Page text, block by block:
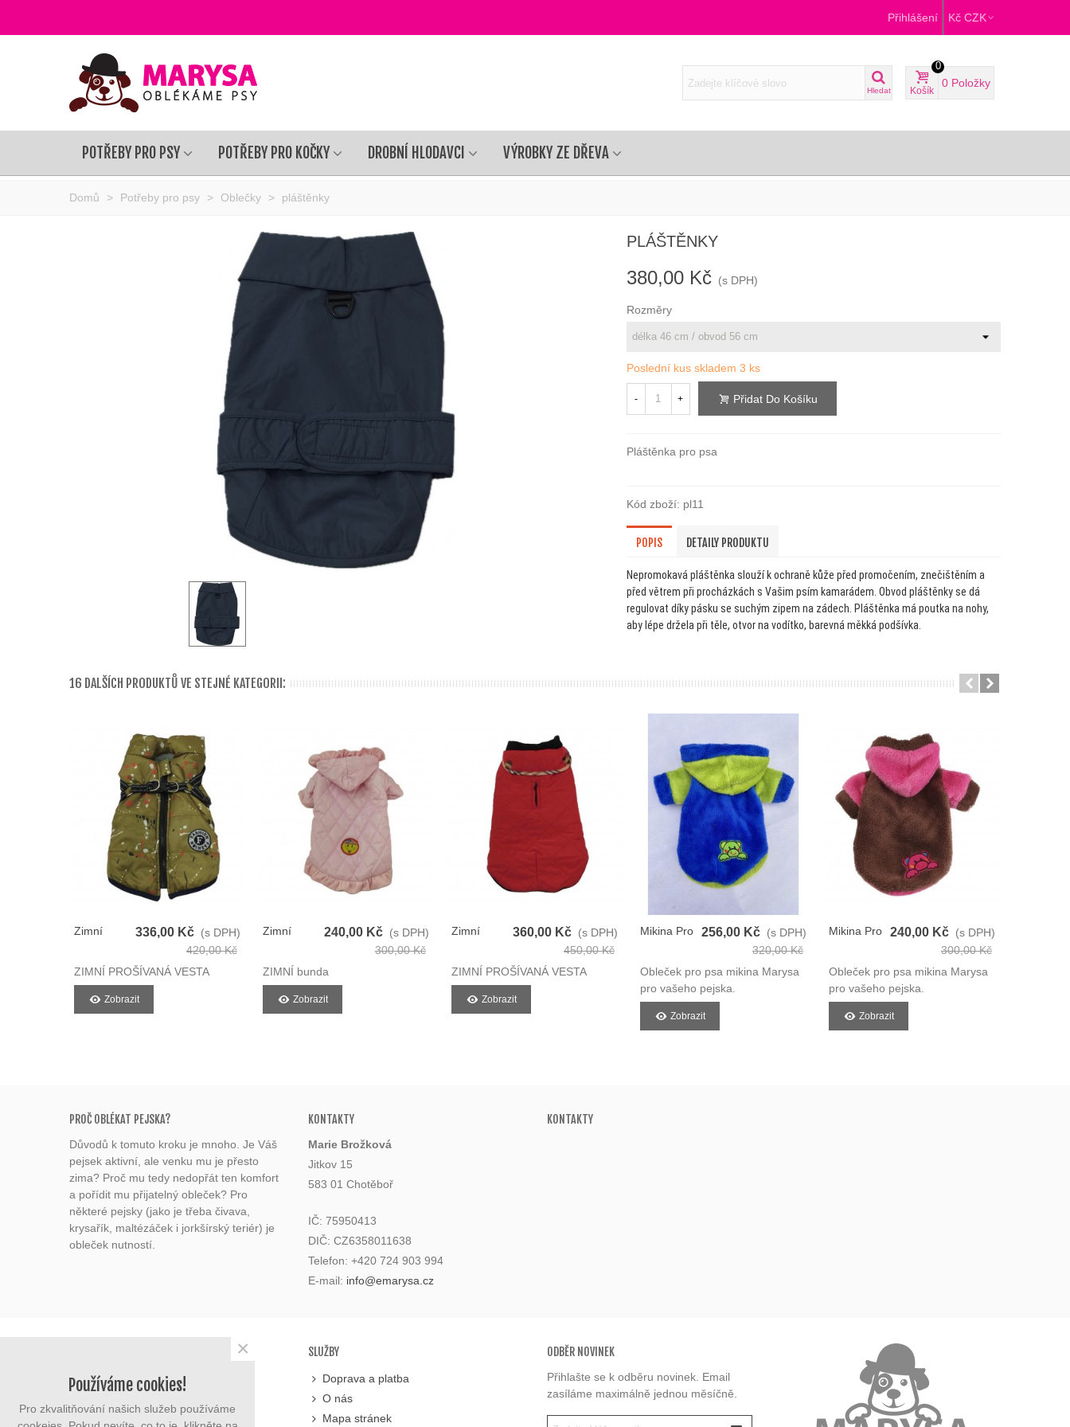
Přihlášení Kč CZK
Hledat Košík
0
0 Položky
POTŘEBY PRO PSY POTŘEBY PRO KOČKY DROBNÍ HLODAVCI VÝROBKY ZE DŘEVA
Domů > Potřeby pro psy > Oblečky > pláštěnky
PLÁŠTĚNKY
380,00 Kč (s DPH)
Rozměry
Poslední kus skladem 3 ks
- + Přidat Do Košíku
Pláštěnka pro psa
Kód zboží: pl11
POPIS DETAILY PRODUKTU
Nepromokavá pláštěnka slouží k ochraně kůže před promočením, znečištěním a
před větrem při procházkách s Vašim psím kamarádem. Obvod pláštěnky se dá
regulovat díky pásku se suchým zipem na zádech. Pláštěnka má poutka na nohy,
aby lépe držela při těle, otvor na vodítko, barevná měkká podšívka.
16 DALŠÍCH PRODUKTŮ VE STEJNÉ KATEGORII:
Zimní
Vesta Pro
336,00 Kč (s DPH)
420,00 Kč
ZIMNÍ PROŠÍVANÁ VESTA
Zobrazit
Zimní
240,00 Kč (s DPH)
300,00 Kč
ZIMNÍ bunda
Zobrazit
Zimní
Vesta Pro
360,00 Kč (s DPH)
450,00 Kč
ZIMNÍ PROŠÍVANÁ VESTA
Zobrazit
Mikina Pro
256,00 Kč (s DPH)
320,00 Kč
Obleček pro psa mikina Marysa
pro vašeho pejska.
Zobrazit
Mikina Pro
240,00 Kč (s DPH)
300,00 Kč
Obleček pro psa mikina Marysa
pro vašeho pejska.
Zobrazit
PROČ OBLÉKAT PEJSKA?
Důvodů k tomuto kroku je mnoho. Je Váš
pejsek aktivní, ale venku mu je přesto
zima? Proč mu tedy nedopřát ten komfort
a pořídit mu přijatelný obleček? Pro
některé pejsky (jako je třeba čivava,
krysařík, maltézáček i jorkšírský teriér) je
obleček nutností.
KONTAKTY
Marie Brožková
Jitkov 15
583 01 Chotěboř
IČ: 75950413
DIČ: CZ6358011638
Telefon: +420 724 903 994
E-mail: info@emarysa.cz
KONTAKTY
Potřeby pro psy
SLUŽBY
Doprava a platba
O nás
Mapa stránek
ODBĚR NOVINEK
Přihlašte se k odběru novinek. Email
zasíláme maximálně jednou měsíčně.
Používáme cookies!
Pro zkvalitňování našich služeb používáme
×